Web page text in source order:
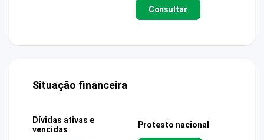
Consultar
Situação financeira
Dívidas ativas e
vencidas
Protesto nacional